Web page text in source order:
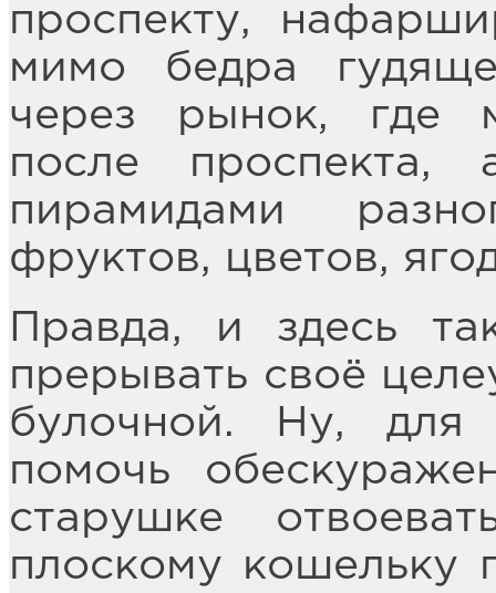
проспекту,
мимо бедра
через рынок, где
после проспекта,
пирамидами
фруктов, цветов,
Правда, и здесь
прерывать своё
булочной. Ну, для
помочь
старушке
плоскому кошельку